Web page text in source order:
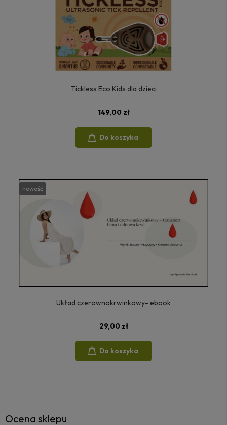
Tickless Eco Kids dla dzieci
149,00 zł
Do koszyka
Układ czerownokrwinkowy- ebook
29,00 zł
Do koszyka
nowość
Ocena sklepu